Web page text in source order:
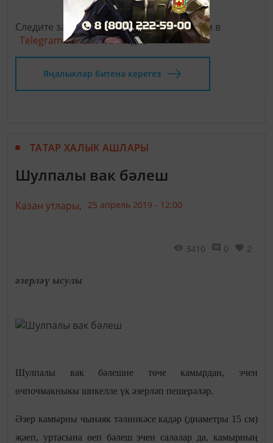
Следите за самым важным и интересным в
Telegram-канале Татмедиа
Яңалыклар битенә керегез
ТАТАР ХАЛЫК АШЛАРЫ
Шулпалы вак бәлеш
Казан утлары, 25 апрель 2019 - 12:00
3410 0 2
әзерләү ысулы
Шулпалы вак бәлешне төче камырдан, эчен
өчпочмакныкы шикелле үк әзерләп пешерәләр.
Әзер камырны чынаяк тәлинкәсе кадәр (диаметры 15 см)
җәеп, уртасына өеп бәлеш эчен салалар да, камырның